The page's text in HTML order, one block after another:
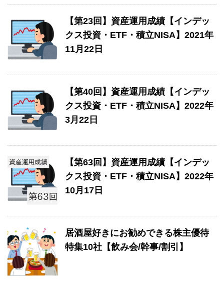
【第23回】資産運用成績【インデッ
クス投資・ETF・積立NISA】2021年
11月22日
【第40回】資産運用成績【インデッ
クス投資・ETF・積立NISA】2022年
3月22日
【第63回】資産運用成績【インデッ
クス投資・ETF・積立NISA】2022年
10月17日
居酒屋好きにお勧めできる株主優待
特集10社【飲み会/幹事/割引】